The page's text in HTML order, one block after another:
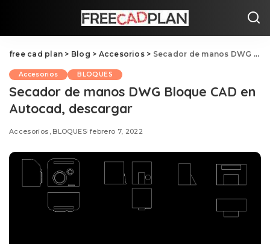
free cad plan > Blog > Accesorios> Secador de manos DWG Bloque CAD en Autocad, descargar
Accesorios BLOQUES
Secador de manos DWG Bloque CAD en
Autocad, descargar
Accesorios BLOQUES febrero 7, 2022